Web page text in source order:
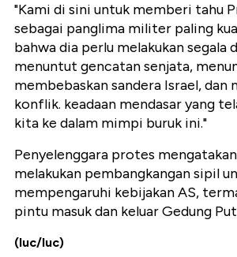
"Kami di sini untuk memberi tahu
sebagai panglima militer paling
bahwa dia perlu melakukan segala
menuntut gencatan senjata,
membebaskan sandera Israel, dan
konflik. keadaan mendasar yang
kita ke dalam mimpi buruk ini."
Penyelenggara protes
melakukan pembangkangan sipil
mempengaruhi kebijakan AS,
pintu masuk dan keluar Gedung
(luc/luc)